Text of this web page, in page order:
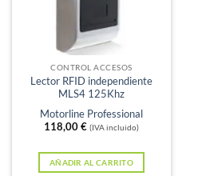
CONTROL ACCESOS
Lector RFID independiente
MLS4 125Khz
Motorline Professional
118,00€ (IVA incluido)
AÑADIR AL CARRITO